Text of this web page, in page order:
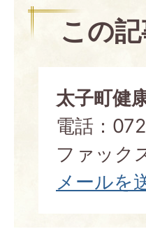
この
太子町健
電話：
ファック
メールを